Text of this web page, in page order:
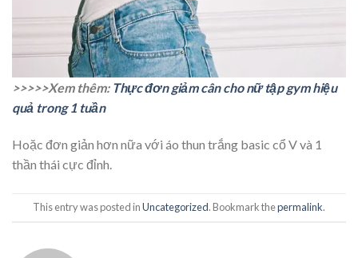
>>>>>Xem thêm: Thực đơn giảm cân cho nữ tập gym hiệu
quả trong 1 tuần
Hoặc đơn giản hơn nữa với áo thun trắng basic cổ V và 1
thần thái cực đỉnh.
This entry was posted inUncategorized. Bookmark thepermalink.